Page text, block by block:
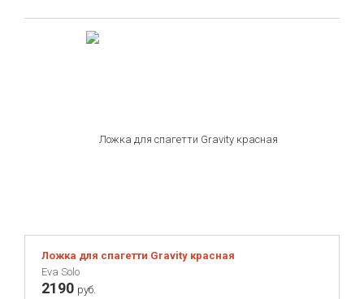
Ложка для спагетти Gravity красная
Eva Solo
2190 руб.